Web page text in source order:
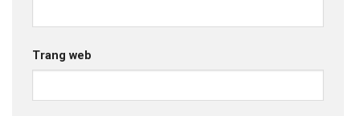
Trang web